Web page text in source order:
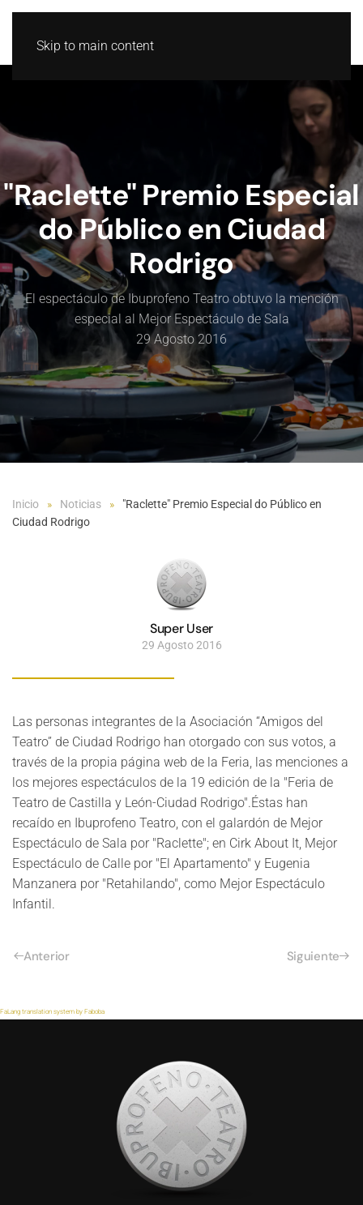
Skip to main content
"Raclette" Premio Especial
do Público en Ciudad
Rodrigo
El espectáculo de Ibuprofeno Teatro obtuvo la mención
especial al Mejor Espectáculo de Sala
29 Agosto 2016
Inicio Noticias
"Raclette" Premio Especial do Público en
Ciudad Rodrigo
Super User
29 Agosto 2016
Las personas integrantes de la Asociación “Amigos del
Teatro” de Ciudad Rodrigo han otorgado con sus votos, a
través de la propia página web de la Feria, las menciones a
los mejores espectáculos de la 19 edición de la "Feria de
Teatro de Castilla y León-Ciudad Rodrigo".Éstas han
recaído en Ibuprofeno Teatro, con el galardón de Mejor
Espectáculo de Sala por "Raclette"; en Cirk About It, Mejor
Espectáculo de Calle por "El Apartamento" y Eugenia
Manzanera por "Retahilando", como Mejor Espectáculo
Infantil.
Anterior Siguiente
FaLang translation system by Faboba